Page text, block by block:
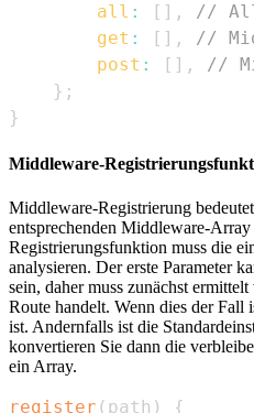
all : [ ] ,
//
get : [ ] ,
//
post : [ ] ,
//
} ;
}
Middleware-
Middleware-Registrierung
entsprechenden Middleware-
Registrierungsfunktion muss die
analysieren. Der erste Parameter
sein, daher muss zunächst
Route handelt. Wenn dies der Fall
ist. Andernfalls ist die
konvertieren Sie dann die
ein Array.
register ( path ) {